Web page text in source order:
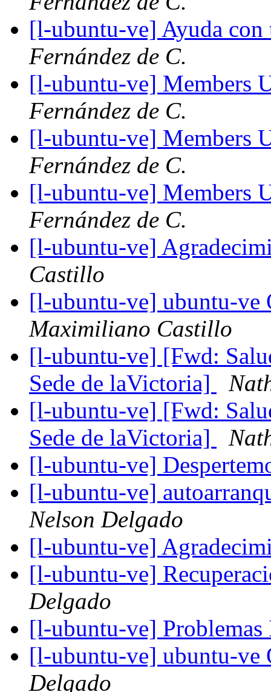
[l-ubuntu-ve] Ayuda
Fernández de C.
[l-ubuntu-ve] Members
Fernández de C.
[l-ubuntu-ve] Members
Fernández de C.
[l-ubuntu-ve] Members
Fernández de C.
[l-ubuntu-ve]
Castillo
[l-ubuntu-ve] ubuntu-ve
Maximiliano Castillo
[l-ubuntu-ve] [Fwd:
Sede de laVictoria]
[l-ubuntu-ve] [Fwd:
Sede de laVictoria]
[l-ubuntu-ve]
[l-ubuntu-ve]
Nelson Delgado
[l-ubuntu-ve]
[l-ubuntu-ve]
Delgado
[l-ubuntu-ve]
[l-ubuntu-ve] ubuntu-ve
Delgado